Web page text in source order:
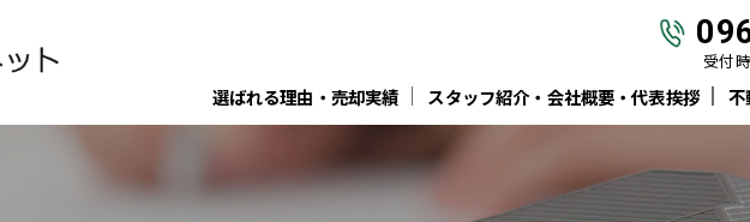
受付
選ばれる理由・売却実績 スタッフ紹介・会社概要・代表挨拶 不